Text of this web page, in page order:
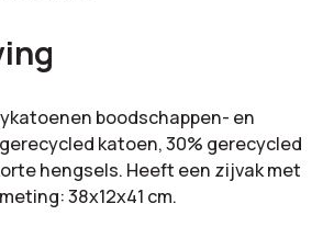
boodschappen- en
katoen, 30% gerecycled
hengsels. Heeft een zijvak met
38x12x41 cm.